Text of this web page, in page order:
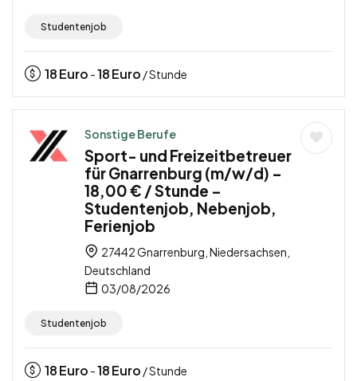
Studentenjob
18Euro -18Euro / Stunde
Sonstige Berufe
Sport- und Freizeitbetreuer
für Gnarrenburg (m/w/d) –
18,00 € / Stunde –
Studentenjob, Nebenjob,
Ferienjob
27442 Gnarrenburg, Niedersachsen,
Deutschland
03/08/2026
Studentenjob
18Euro -18Euro / Stunde